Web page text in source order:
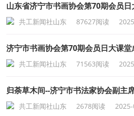
山东省济宁市书画协会第70期会员
共工新闻社山东 87627阅读
济宁市书画协会第70期会员日大课
共工新闻社山东 71563阅读
归荼草木间--济宁市书法家协会副主
共工新闻社山东 2678阅读